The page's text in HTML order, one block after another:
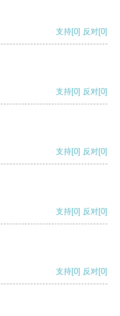
支持[0] 反对[0]
支持[0] 反对[0]
支持[0] 反对[0]
支持[0] 反对[0]
支持[0] 反对[0]